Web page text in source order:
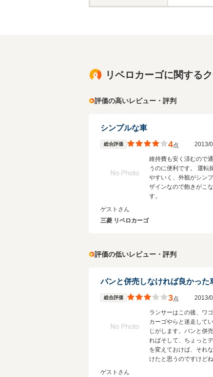
リベロカーゴに関する
評価の高いレビュー・評判
シンプルな車
総合評価 4点 2013/
維持費も安く済むので
うのに便利です。 運転
やすいく、外観がシン
ザインなので飽きがこ
す。
ゲストさん
三菱 リベロカーゴ
評価の低いレビュー・評判
バンと併売しなければ良かった
総合評価 3点 2013/
ランサーはこの後、ワ
カーゴやらと迷走して
じがします。バンと併
ればそして、ちょっと
を変えておけば、それ
けたと思うのですけどね
ゲストさん